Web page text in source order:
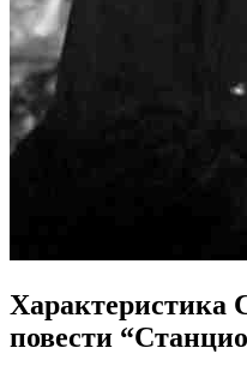
Характеристика
повести